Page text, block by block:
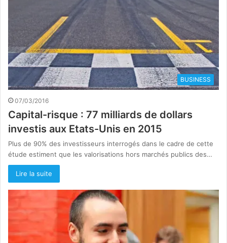
BUSINESS
07/03/2016
Capital-risque : 77 milliards de dollars
investis aux Etats-Unis en 2015
Plus de 90% des investisseurs interrogés dans le cadre de cette
étude estiment que les valorisations hors marchés publics des…
Lire la suite